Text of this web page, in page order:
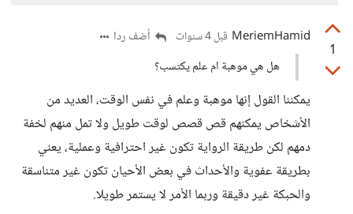
1
MeriemHamid قبل 4 سنوات
أضف ردا
هل هي موهبة ام علم يكتسب؟
يمكننا القول إنها موهبة وعلم في نفس الوقت، العديد من
الأشخاص يمكنهم قص قصص لوقت طويل ولا تمل منهم لخفة
دمهم لكن طريقة الرواية تكون غير احترافية وعملية، يعني
بطريقة عفوية والأحداث في بعض الأحيان تكون غير متناسقة
والحبكة غير دقيقة وربما الأمر لا يستمر طويلا.